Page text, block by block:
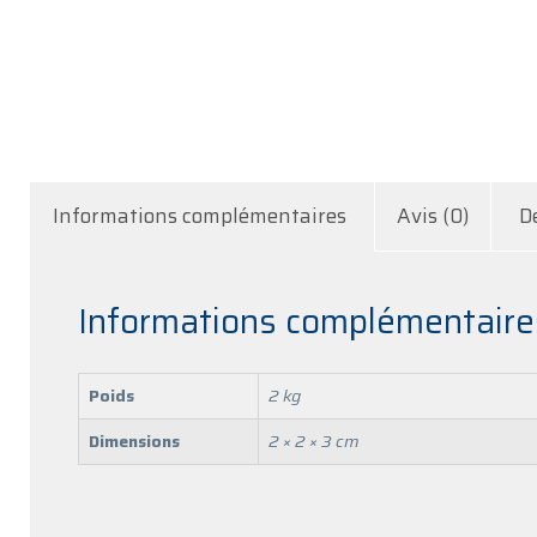
Informations complémentaires Avis (0)
Informations
Poids
2 kg
Dimensions
2 × 2 × 3 cm